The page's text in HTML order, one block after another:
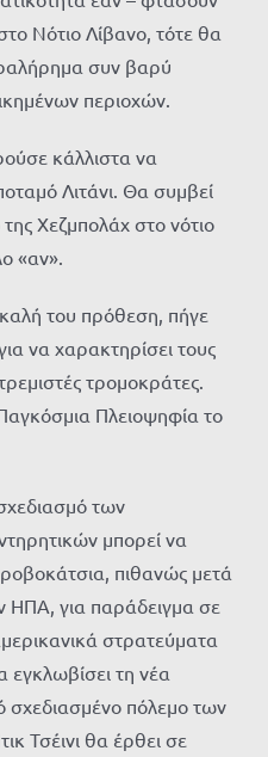
Νότιο Λίβανο, τότε θα
συν βαρύ
περιοχών.
κάλλιστα να
Λιτάνι. Θα συμβεί
Χεζμπολάχ στο νότιο
«αν».
του πρόθεση, πήγε
να χαρακτηρίσει τους
τρομοκράτες.
Πλειοψηφία το
των
μπορεί να
πιθανώς μετά
ΗΠΑ, για παράδειγμα σε
στρατεύματα
εγκλωβίσει τη νέα
σχεδιασμένο πόλεμο των
Τσέινι θα έρθει σε